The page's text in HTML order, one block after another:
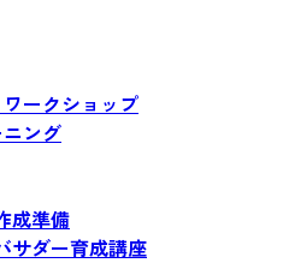
ワークショップ
ング
成準備
サダー育成講座